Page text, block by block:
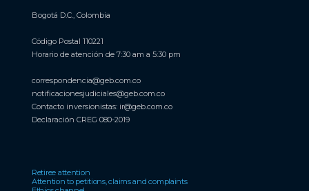
Bogotá D.C., Colombia
Código Postal 110221
Horario de atención de 7:30 am a 5:30 pm
correspondencia@geb.com.co
notificacionesjudiciales@geb.com.co
Contacto inversionistas: ir@geb.com.co
Declaración CREG 080-2019
Retiree attention
Attention to petitions, claims and complaints